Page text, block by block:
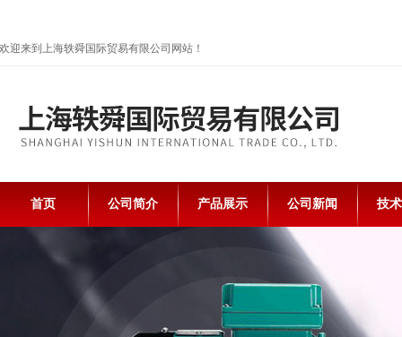
欢迎来到上海轶舜国际贸易有限公司网站！
首页 公司简介 产品展示 公司新闻 技